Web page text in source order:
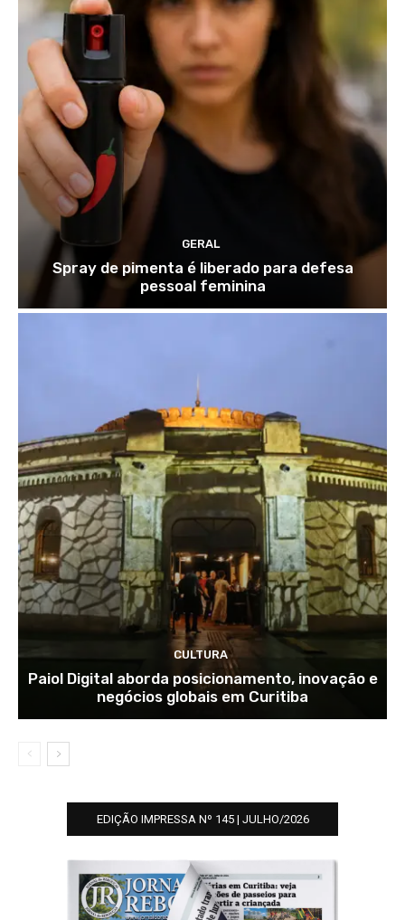
GERAL
Spray de pimenta é liberado para defesa
pessoal feminina
CULTURA
Paiol Digital aborda posicionamento, inovação e
negócios globais em Curitiba
EDIÇÃO IMPRESSA Nº 145 | JULHO/2026